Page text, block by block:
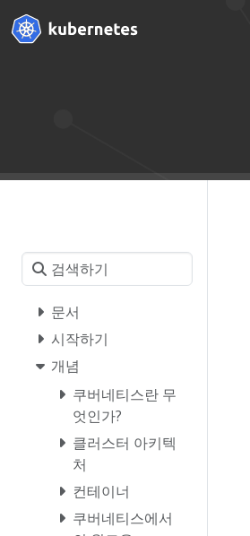
문서
시작하기
개념
쿠버네티스란 무
엇인가?
클러스터 아키텍
처
컨테이너
쿠버네티스에서